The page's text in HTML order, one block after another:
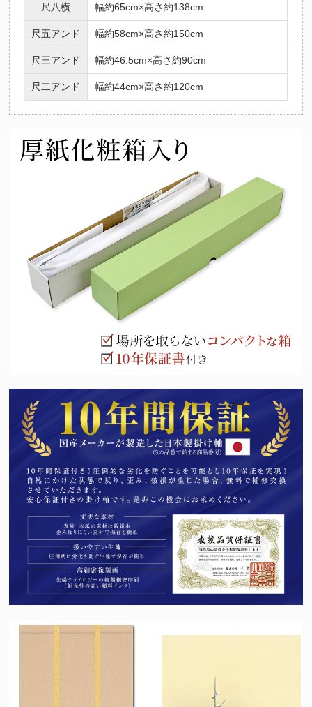
尺八横 幅約65cm×高さ約138cm
尺五アンド 幅約58cm×高さ約150cm
尺三アンド 幅約46.5cm×高さ約90cm
尺二アンド 幅約44cm×高さ約120cm